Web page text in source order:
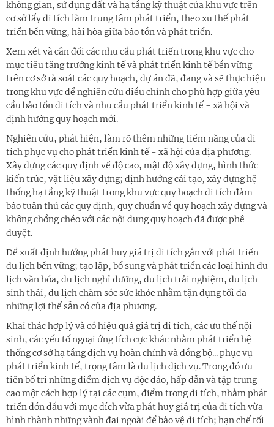
không gian, sử dụng đất và hạ tầng kỹ thuật của khu vực trên
cơ sở lấy di tích làm trung tâm phát triển, theo xu thế phát
triển bền vững, hài hòa giữa bảo tồn và phát triển.
Xem xét và cân đối các nhu cầu phát triển trong khu vực cho
mục tiêu tăng trưởng kinh tế và phát triển kinh tế bền vững
trên cơ sở rà soát các quy hoạch, dự án đã, đang và sẽ thực hiện
trong khu vực để nghiên cứu điều chỉnh cho phù hợp giữa yêu
cầu bảo tồn di tích và nhu cầu phát triển kinh tế - xã hội và
định hướng quy hoạch mới.
Nghiên cứu, phát hiện, làm rõ thêm những tiềm năng của di
tích phục vụ cho phát triển kinh tế - xã hội của địa phương.
Xây dựng các quy định về độ cao, mật độ xây dựng, hình thức
kiến trúc, vật liệu xây dựng; định hướng cải tạo, xây dựng hệ
thống hạ tầng kỹ thuật trong khu vực quy hoạch di tích đảm
bảo tuân thủ các quy định, quy chuẩn về quy hoạch xây dựng và
không chồng chéo với các nội dung quy hoạch đã được phê
duyệt.
Đề xuất định hướng phát huy giá trị di tích gắn với phát triển
du lịch bền vững; tạo lập, bổ sung và phát triển các loại hình du
lịch văn hóa, du lịch nghỉ dưỡng, du lịch trải nghiệm, du lịch
sinh thái, du lịch chăm sóc sức khỏe nhằm tận dụng tối đa
những lợi thế sẵn có của địa phương.
Khai thác hợp lý và có hiệu quả giá trị di tích, các ưu thế nội
sinh, các yếu tố ngoại ứng tích cực khác nhằm phát triển hệ
thống cơ sở hạ tầng dịch vụ hoàn chỉnh và đồng bộ... phục vụ
phát triển kinh tế, trọng tâm là du lịch dịch vụ. Trong đó ưu
tiên bố trí những điểm dịch vụ độc đáo, hấp dẫn và tập trung
cao một cách hợp lý tại các cụm, điểm trong di tích, nhằm phát
triển đón đầu với mục đích vừa phát huy giá trị của di tích vừa
hình thành những vành đai ngoài để bảo vệ di tích; hạn chế tối